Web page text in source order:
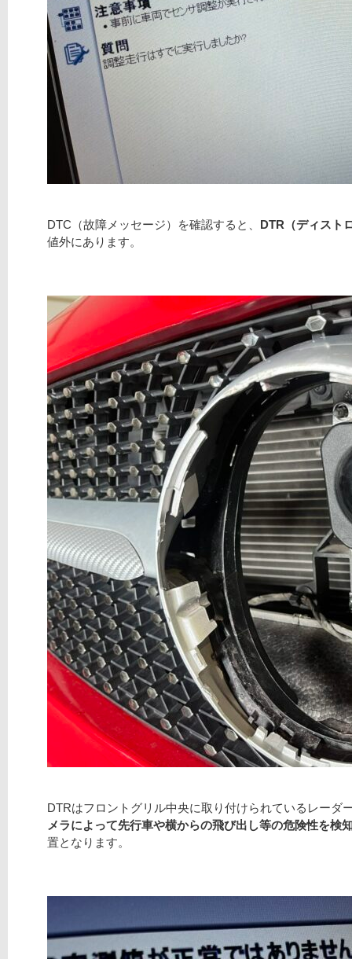
DTC（故障メッセージ）を確認すると、 DTR（ディスト
値外にあります。
DTRはフロントグリル中央に取り付けられているレーダ
メラによって先行車や横からの飛び出し等の危険性を検
置となります。